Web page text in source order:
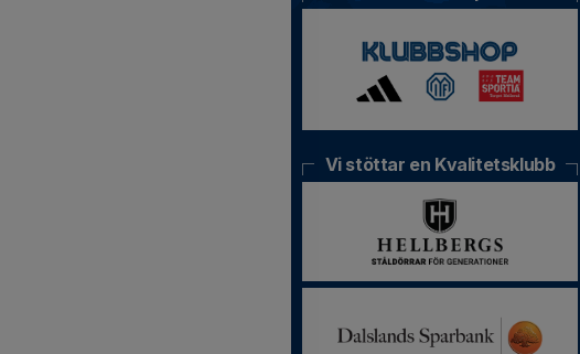
Vi stöttar en Kvalitetsklubb